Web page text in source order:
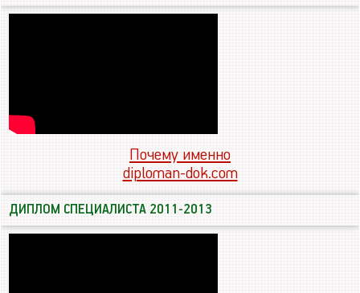
Почему именно
diploman-dok.com
ДИПЛОМ СПЕЦИАЛИСТА 2011-2013